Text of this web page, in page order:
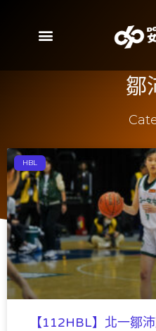
鄒
HBL
【112HBL】北一鄒